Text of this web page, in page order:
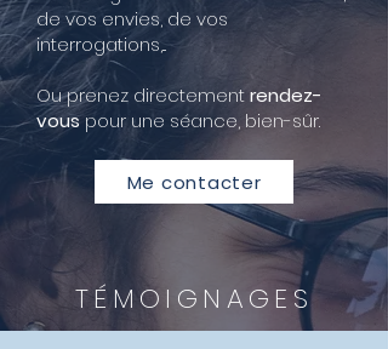
de vos envies, de vos
interrogations,...
Ou prenez directementrendez-
vouspour une séance, bien-sûr.
Me contacter
TÉMOIGNAGES